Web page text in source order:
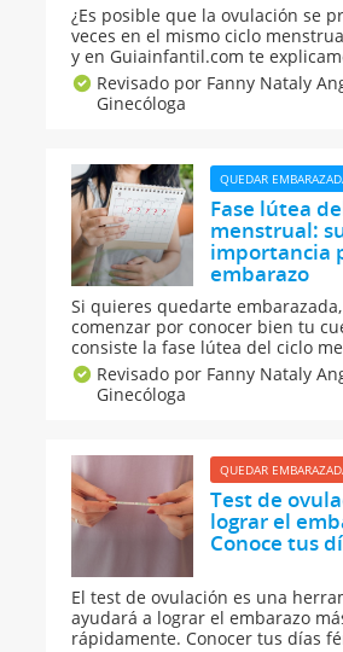
¿Es posible que la ovulación se
veces en el mismo ciclo
y en Guiainfantil.com te
causas de la ovulación múltiple,
conocida como ovulación doble.
respondemos a la pregunta más
buscar el embarazo.
Revisado por Fanny Nataly
Ginecóloga
QUEDAR
Fase lútea
menstrual:
importancia
embarazo
Si quieres quedarte
comenzar por conocer bien tu
consiste la fase lútea del ciclo
Guiainfantil.com te ayudamos a
calcularla y te contamos cuál es
para lograr el embarazo.
Revisado por Fanny Nataly
Ginecóloga
QUEDAR
Test de
lograr el
Conoce tus
El test de ovulación es una
ayudará a lograr el embarazo
rápidamente. Conocer tus días